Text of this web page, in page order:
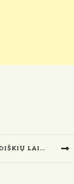
APIE SENUS LIETUVIŲ KLAIPĖDIŠKIŲ LAIKUS